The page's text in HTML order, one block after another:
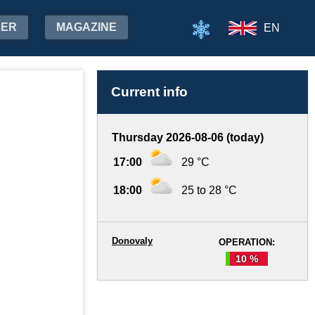
MAGAZINE EN
Current info
Thursday 2026-08-06 (today)
17:00 29 °C
18:00 25 to 28 °C
OPERATION:
10 %
Donovaly